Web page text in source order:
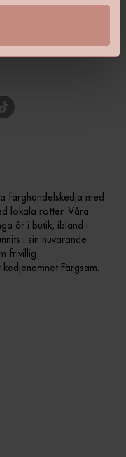
färghandelskedja med
lokala rötter. Våra
år i butik, ibland i
i sin nuvarande
frivillig
Färgsam.